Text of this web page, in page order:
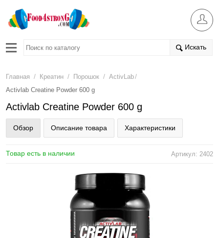
Искать
Главная / Креатин / Порошок / ActivLab/
Activlab Creatine Powder 600 g
Activlab Creatine Powder 600 g
Обзор Описание товара Характеристики
Товар есть в наличии Артикул: 2402